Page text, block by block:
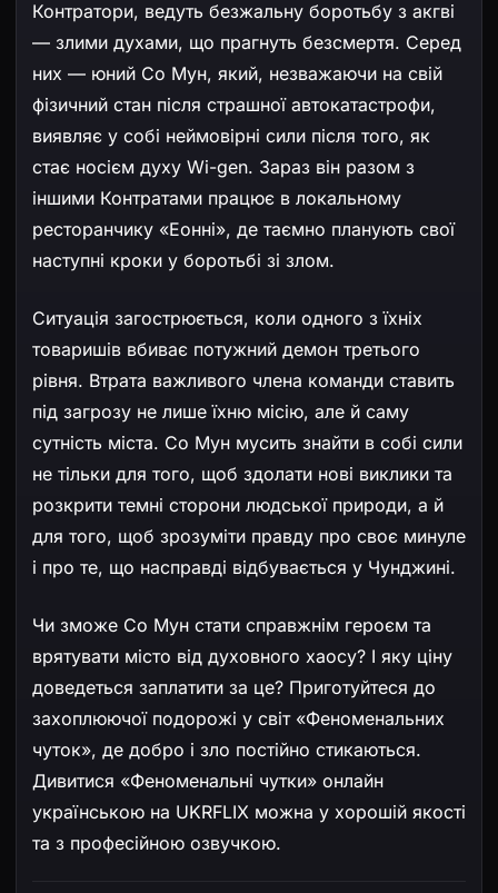
Контратори, ведуть безжальну боротьбу з акгві
— злими духами, що прагнуть безсмертя. Серед
них — юний Со Мун, який, незважаючи на свій
фізичний стан після страшної автокатастрофи,
виявляє у собі неймовірні сили після того, як
стає носієм духу Wi-gen. Зараз він разом з
іншими Контратами працює в локальному
ресторанчику «Еонні», де таємно планують свої
наступні кроки у боротьбі зі злом.
Ситуація загострюється, коли одного з їхніх
товаришів вбиває потужний демон третього
рівня. Втрата важливого члена команди ставить
під загрозу не лише їхню місію, але й саму
сутність міста. Со Мун мусить знайти в собі сили
не тільки для того, щоб здолати нові виклики та
розкрити темні сторони людської природи, а й
для того, щоб зрозуміти правду про своє минуле
і про те, що насправді відбувається у Чунджині.
Чи зможе Со Мун стати справжнім героєм та
врятувати місто від духовного хаосу? І яку ціну
доведеться заплатити за це? Приготуйтеся до
захоплюючої подорожі у світ «Феноменальних
чуток», де добро і зло постійно стикаються.
Дивитися «Феноменальні чутки» онлайн
українською на UKRFLIX можна у хорошій якості
та з професійною озвучкою.